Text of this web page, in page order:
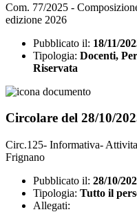
Com. 77/2025 -
edizione 2026
Pubblicato il: 18/11/
Tipologia: Docenti,
Riservata
Circolare del 28/10/
Circ.125- Informativa-
Frignano
Pubblicato il: 28/10/
Tipologia: Tutto il
Allegati: